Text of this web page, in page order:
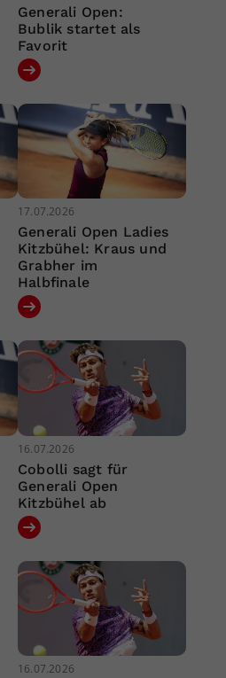
Generali Open:
Bublik startet als
Favorit
17.07.2026
Generali Open Ladies
Kitzbühel: Kraus und
Grabher im
Halbfinale
16.07.2026
Cobolli sagt für
Generali Open
Kitzbühel ab
16.07.2026